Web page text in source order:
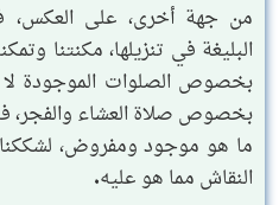
من جهة أخرى، على العكس،
البليغة في تنزيلها، مكنتنا
بخصوص الصلوات الموجودة لا
بخصوص صلاة العشاء والفجر،
ما هو موجود ومفروض، لشككنا
النقاش مما هو عليه.